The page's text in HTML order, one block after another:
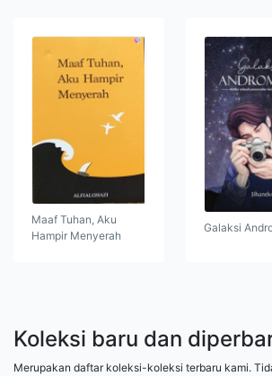
Maaf Tuhan, Aku
Hampir Menyerah
Galaksi
Koleksi baru dan
Merupakan daftar koleksi-koleksi terbaru kami.